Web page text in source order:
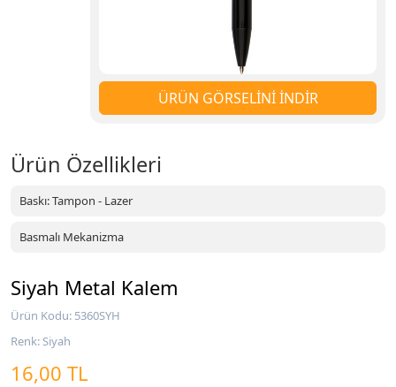
ÜRÜN GÖRSELİNİ İNDİR
Ürün Özellikleri
Baskı: Tampon - Lazer
Basmalı Mekanizma
Siyah Metal Kalem
Ürün Kodu: 5360SYH
Renk: Siyah
16,00 TL